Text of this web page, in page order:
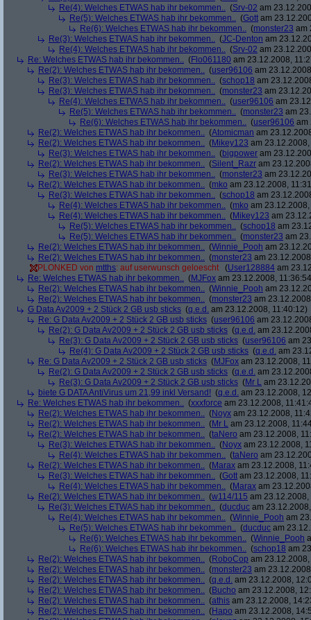
Re(4): Welches ETWAS hab ihr bekommen.. (Srv-02 am
Re(5): Welches ETWAS hab ihr bekommen.. (Gott am
Re(6): Welches ETWAS hab ihr bekommen.. (monster23 am
Re(3): Welches ETWAS hab ihr bekommen.. (JC-Denton am
Re(4): Welches ETWAS hab ihr bekommen.. (Srv-02 am
Re: Welches ETWAS hab ihr bekommen.. (Flo061180 am 23.12.2008,
Re(2): Welches ETWAS hab ihr bekommen.. (user96106 am
Re(3): Welches ETWAS hab ihr bekommen.. (schop18 am
Re(3): Welches ETWAS hab ihr bekommen.. (monster23 am
Re(4): Welches ETWAS hab ihr bekommen.. (user96106 am
Re(5): Welches ETWAS hab ihr bekommen.. (monster23 am
Re(6): Welches ETWAS hab ihr bekommen.. (user96106 am
Re(2): Welches ETWAS hab ihr bekommen.. (Atomicman am
Re(2): Welches ETWAS hab ihr bekommen.. (Mikey123 am
Re(3): Welches ETWAS hab ihr bekommen.. (bigpower am
Re(2): Welches ETWAS hab ihr bekommen.. (Silent_Razr am
Re(3): Welches ETWAS hab ihr bekommen.. (monster23 am
Re(2): Welches ETWAS hab ihr bekommen.. (mko am 23.12.2008,
Re(3): Welches ETWAS hab ihr bekommen.. (schop18 am
Re(4): Welches ETWAS hab ihr bekommen.. (mko am
Re(4): Welches ETWAS hab ihr bekommen.. (Mikey123 am
Re(5): Welches ETWAS hab ihr bekommen.. (schop18 am
Re(5): Welches ETWAS hab ihr bekommen.. (monster23 am
Re(2): Welches ETWAS hab ihr bekommen.. (Winnie_Pooh am
Re(2): Welches ETWAS hab ihr bekommen.. (monster23 am
PLONKED von mtths: auf userwunsch geloescht (User128884 am
Re: Welches ETWAS hab ihr bekommen.. (MJFox am 23.12.2008,
Re(2): Welches ETWAS hab ihr bekommen.. (Winnie_Pooh am
Re(2): Welches ETWAS hab ihr bekommen.. (monster23 am
G Data Av2009 + 2 Stück 2 GB usb sticks (q.e.d. am 23.12.2008, 11:40:12)
Re: G Data Av2009 + 2 Stück 2 GB usb sticks (user96106 am
Re(2): G Data Av2009 + 2 Stück 2 GB usb sticks (q.e.d. am
Re(3): G Data Av2009 + 2 Stück 2 GB usb sticks (user96106 am
Re(4): G Data Av2009 + 2 Stück 2 GB usb sticks (q.e.d. am
Re: G Data Av2009 + 2 Stück 2 GB usb sticks (MJFox am 23.12.2008,
Re(2): G Data Av2009 + 2 Stück 2 GB usb sticks (q.e.d. am
Re(3): G Data Av2009 + 2 Stück 2 GB usb sticks (Mr L am
biete G DATA AntiVirus um 21,99 inkl Versand! (q.e.d. am 23.12.2008,
Re: Welches ETWAS hab ihr bekommen.. (xxxforce am 23.12.2008,
Re(2): Welches ETWAS hab ihr bekommen.. (Noyx am 23.12.2008,
Re(2): Welches ETWAS hab ihr bekommen.. (Mr L am 23.12.2008,
Re(2): Welches ETWAS hab ihr bekommen.. (taNero am 23.12.2008,
Re(3): Welches ETWAS hab ihr bekommen.. (Noyx am 23.12.2008,
Re(4): Welches ETWAS hab ihr bekommen.. (taNero am
Re(2): Welches ETWAS hab ihr bekommen.. (Marax am 23.12.2008,
Re(3): Welches ETWAS hab ihr bekommen.. (Gott am 23.12.2008,
Re(4): Welches ETWAS hab ihr bekommen.. (Marax am
Re(2): Welches ETWAS hab ihr bekommen.. (w114/115 am 23.12.2008,
Re(3): Welches ETWAS hab ihr bekommen.. (ducduc am
Re(4): Welches ETWAS hab ihr bekommen.. (Winnie_Pooh am
Re(5): Welches ETWAS hab ihr bekommen.. (ducduc am
Re(6): Welches ETWAS hab ihr bekommen.. (Winnie_Pooh
Re(6): Welches ETWAS hab ihr bekommen.. (schop18 am
Re(2): Welches ETWAS hab ihr bekommen.. (RoboCop am
Re(2): Welches ETWAS hab ihr bekommen.. (monster23 am
Re(2): Welches ETWAS hab ihr bekommen.. (q.e.d. am 23.12.2008,
Re(2): Welches ETWAS hab ihr bekommen.. (Bucho am 23.12.2008,
Re(2): Welches ETWAS hab ihr bekommen.. (athis am 23.12.2008,
Re(2): Welches ETWAS hab ihr bekommen.. (Hapo am 23.12.2008,